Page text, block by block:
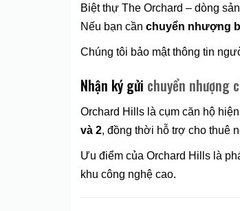
Biệt thự The Orchard – dòng
Nếu bạn cần chuyển nhượng
Chúng tôi bảo mật thông tin
Nhận ký gửi chuyển nhượng
Orchard Hills là cụm căn hộ
và 2, đồng thời hỗ trợ cho thuê
Ưu điểm của Orchard Hills là
khu công nghệ cao.